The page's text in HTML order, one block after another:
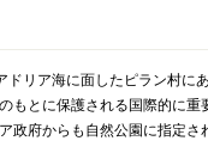
ドリア海に面したピラン村に
もとに保護される国際的に重
政府からも自然公園に指定さ